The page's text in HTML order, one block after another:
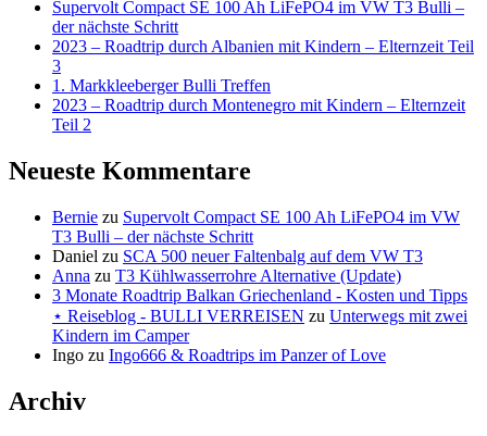
Abendessen.
Reiseblog
BULLI
VERREISEN
gemeinsam
Abendessen.
Reiseblog
BULLI
VERREISEN
Supervolt Compact SE 100 Ah LiFePO4 im VW T3 Bulli –
der nächste Schritt
2023 – Roadtrip durch Albanien mit Kindern – Elternzeit Teil
3
1. Markkleeberger Bulli Treffen
2023 – Roadtrip durch Montenegro mit Kindern – Elternzeit
Teil 2
Neueste Kommentare
Bernie zu Supervolt Compact SE 100 Ah LiFePO4 im VW
T3 Bulli – der nächste Schritt
Daniel zu SCA 500 neuer Faltenbalg auf dem VW T3
Anna zu T3 Kühlwasserrohre Alternative (Update)
3 Monate Roadtrip Balkan Griechenland - Kosten und Tipps
⋆ Reiseblog - BULLI VERREISEN zu Unterwegs mit zwei
Kindern im Camper
Ingo zu Ingo666 & Roadtrips im Panzer of Love
Archiv